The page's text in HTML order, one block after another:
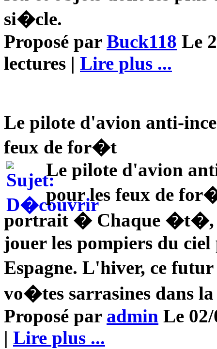
si�cle.
Proposé par Buck118 Le
lectures | Lire plus ...
Le pilote d'avion anti-
feux de for�t
Le pilote d'avion
pour les feux de
portrait � Chaque �t�,
jouer les pompiers du
Espagne. L'hiver, ce
vo�tes sarrasines dans
Proposé par admin Le
| Lire plus ...